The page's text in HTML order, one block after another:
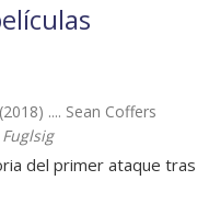
(2018) .... Sean Coffers
del primer ataque tras